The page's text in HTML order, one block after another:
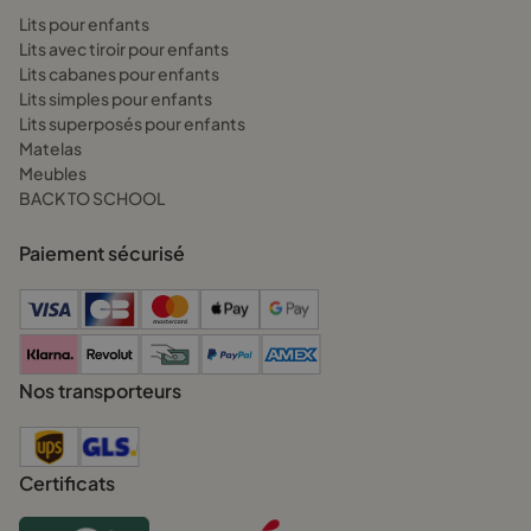
Matelas mousse 70x120: léger et confortable
Idéal pour les premières années, il offre un soutien correct
tout en étant facile à déplacer.
Matelas latex 70x120: pour les enfants sensibles
Le latex est naturellement antibactérien et anti-acariens, et il
évacue bien la chaleur. Parfait pour les bouts de chou qui
transpirent beaucoup ou ont tendance aux allergies.
Les ressorts ensachés limitent les mouvements et offrent un
beaucoup la nuit ou qui ont besoin d’une bonne fermeté.
Matelas réversible 70x120: un seul achat pour plusieurs
années
Certains matelas lit bebe 70x120 ont deux faces
peu plus souple quand ils grandissent. Pratique pour éviter
de racheter un matelas tous les deux ans!
Lits pour enfants
Lits avec tiroir pour enfants
Lits cabanes pour enfants
Lits simples pour enfants
Lits superposés pour enfants
Matelas
Meubles
BACK TO SCHOOL
Paiement sécurisé
Nos transporteurs
Certificats